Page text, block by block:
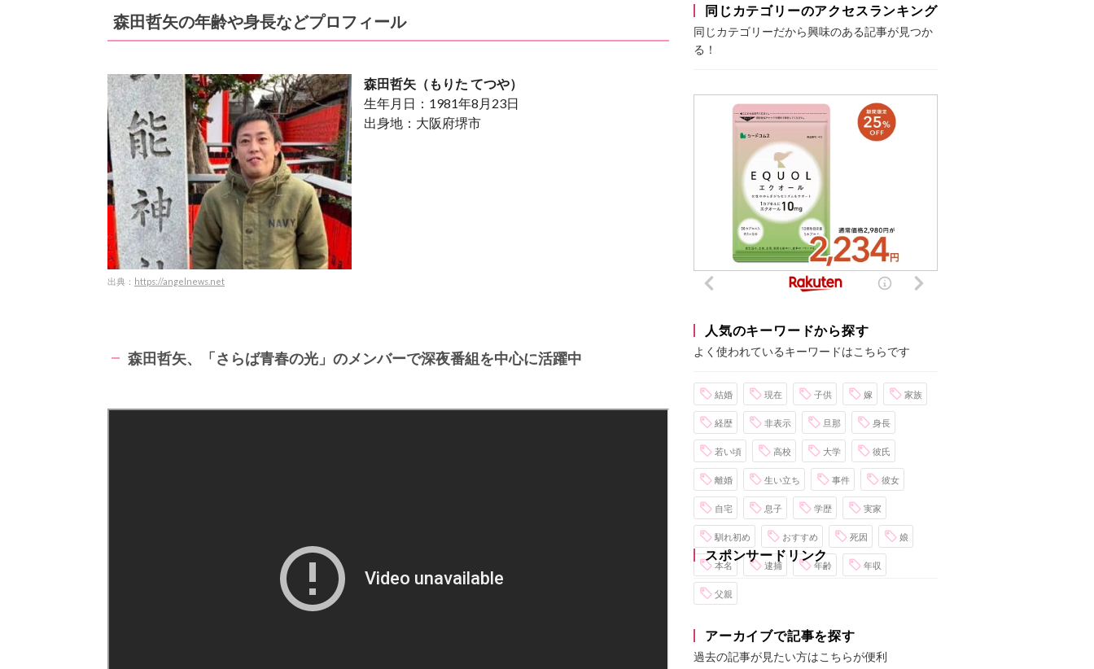
森田哲矢の年齢や身長などプロフィール
出典： https://angelnews.net
森田哲矢（もりた てつや）
生年月日：1981年8月23日
出身地：大阪府堺市
森田哲矢、「さらば青春の光」のメンバーで深夜番組を中心に活躍中
同じカテゴリーのアクセスランキング
同じカテゴリーだから興味のある記事が見つか
る！
人気のキーワードから探す
よく使われているキーワードはこちらです
結婚 現在 子供 嫁 家族
経歴 非表示 旦那 身長
若い頃 高校 大学 彼氏
離婚 生い立ち 事件 彼女
自宅 息子 学歴 実家
馴れ初め おすすめ 死因 娘
本名 逮捕 年齢 年収
父親
アーカイブで記事を探す
過去の記事が見たい方はこちらが便利
スポンサードリンク